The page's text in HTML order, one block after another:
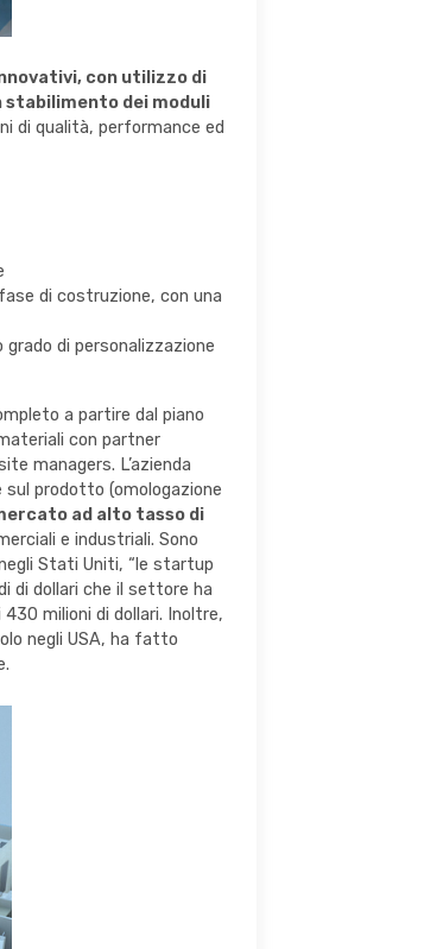
con utilizzo di
stabilimento dei moduli
di qualità, performance ed
di costruzione, con una
di personalizzazione
a partire dal piano
con partner
managers. L’azienda
prodotto (omologazione
ad alto tasso di
e industriali. Sono
Stati Uniti, “le startup
di dollari che il settore ha
milioni di dollari. Inoltre,
negli USA, ha fatto